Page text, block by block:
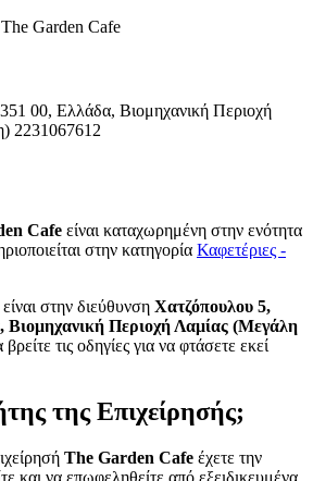
The Garden Cafe
00, Ελλάδα, Βιομηχανική Περιοχή
2231067612
Cafe είναι καταχωρημένη στην ενότητα
στην κατηγορία Καφετέριες -
στην διεύθυνση Χατζόπουλου 5,
Βιομηχανική Περιοχή Λαμίας (Μεγάλη
τις οδηγίες για να φτάσετε εκεί
της Επιχείρησής;
The Garden Cafe έχετε την